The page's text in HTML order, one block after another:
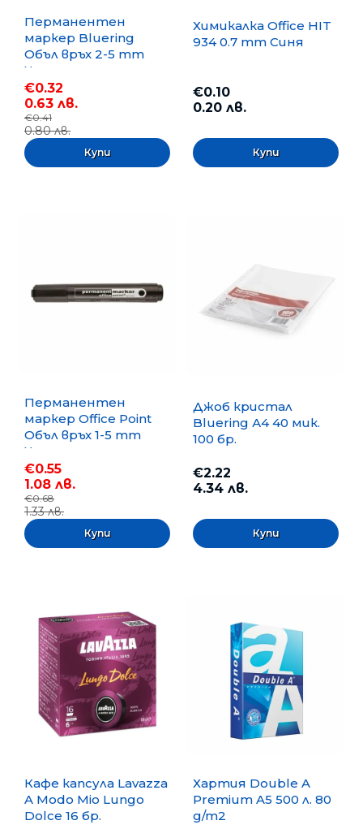
Перманентен
маркер Bluering
Объл връх 2-5 mm
Черен
€0.32
0.63 лв.
€0.41
0.80 лв.
Химикалка Office HIT
934 0.7 mm Синя
€0.10
0.20 лв.
Перманентен
маркер Office Point
Объл връх 1-5 mm
Черен
€0.55
1.08 лв.
€0.68
1.33 лв.
Джоб кристал
Bluering А4 40 мик.
100 бр.
€2.22
4.34 лв.
Кафе капсула Lavazza
A Modo Mio Lungo
Dolce 16 бр.
Хартия Double A
Premium A5 500 л. 80
g/m2